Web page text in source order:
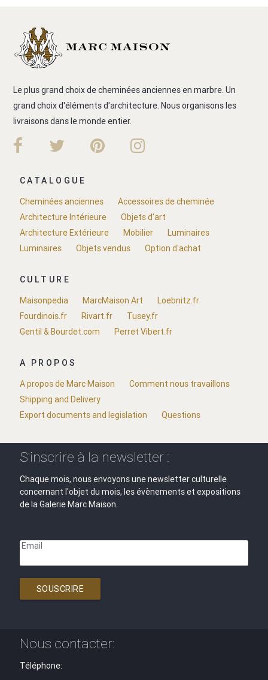
Le plus grand choix de cheminées anciennes en marbre. Un
grand choix d'éléments d'architecture. Nous organisons les
livraisons dans le monde entier.
CATALOGUE
Cheminées anciennes
Accessoires de cheminée
Architecture Intérieure
Objets d'art
Architecture Extérieure
Mobilier
Luminaires
Luminaires
Objets vendus Option d'achat
CULTURE
Maisonpedia
MarcMaison.Art
Loebnitz.fr
Fourdinois.fr
Rivart.fr
Tusey.fr
Gentil & Bourdet.com
Perret Vibert.fr
A PROPOS
A propos de Marc Maison
Comment nous travaillons
Shipping and Delivery
Export documents and legislation
Questions
S'inscrire à la newsletter :
Chaque mois, nous envoyons une newsletter culturelle
concernant l'objet du mois, les évènements et expositions
de la Galerie Marc Maison.
Email
SOUSCRIRE
Nous contacter:
Téléphone: